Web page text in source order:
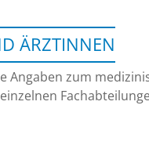
ÄRZTINNEN
Angaben zum